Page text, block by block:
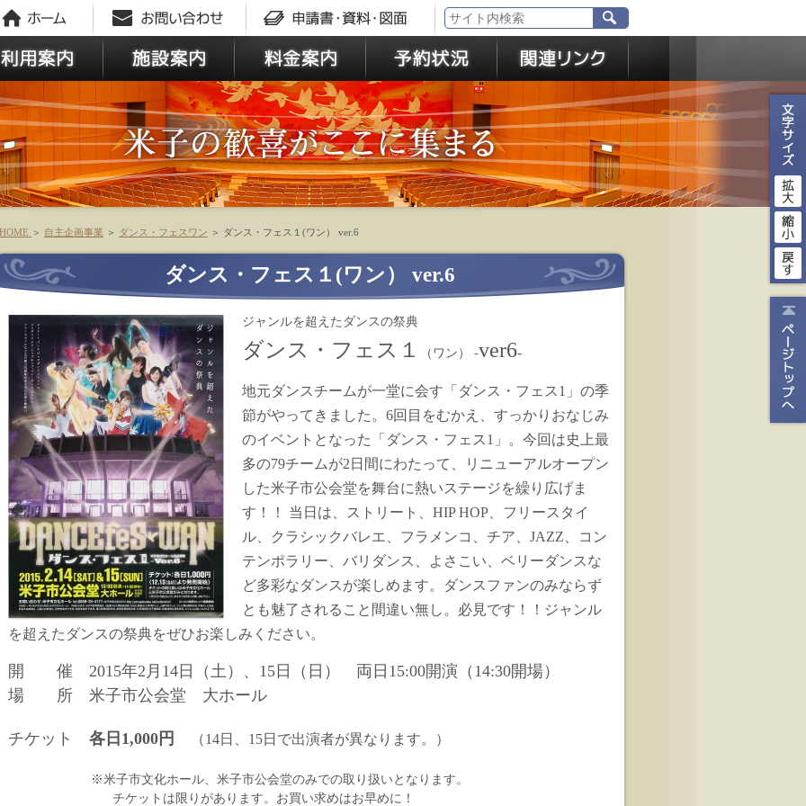
HOME ＞ 自主企画事業 ＞ ダンス・フェスワン ＞ ダンス・フェス１(ワン） ver.6
ダンス・フェス１(ワン） ver.6
ジャンルを超えたダンスの祭典
ダンス・フェス１ （ワン） -ver6-
地元ダンスチームが一堂に会す「ダンス・フェス 1 」の季
節がやってきました。 6回目をむかえ、すっかりおなじみ
のイベントとなった「ダンス・フェス 1 」。今回は史上最
多の79チームが2 日間にわたって、リニューアルオープン
した米子市公会堂を舞台に熱いステージを繰り広げま
す！！ 当日は、ストリート、 HIP HOP 、フリースタイ
ル、クラシックバレエ、フラメンコ、チア、 JAZZ 、コン
テンポラリー、バリダンス、よさこい、ベリーダンスな
ど多彩なダンスが楽しめます。ダンスファンのみならず
とも魅了されること間違い無し。必見です！！ジャンル
を超えたダンスの祭典をぜひお楽しみください。
開 催 2015年2月14日（土）、15日（日） 両日15:00開演（14:30開場）
場 所 米子市公会堂 大ホール
チケット 各日1,000円 （14日、15日で出演者が異なります。）
※米子市文化ホール、米子市公会堂のみでの取り扱いとなります。
チケットは限りがあります。お買い求めはお早めに！